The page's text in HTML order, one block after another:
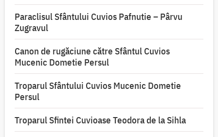
Paraclisul Sfântului Cuvios Pafnutie – Pârvu
Zugravul
Canon de rugăciune către Sfântul Cuvios
Mucenic Dometie Persul
Troparul Sfântului Cuvios Mucenic Dometie
Persul
Troparul Sfintei Cuvioase Teodora de la Sihla